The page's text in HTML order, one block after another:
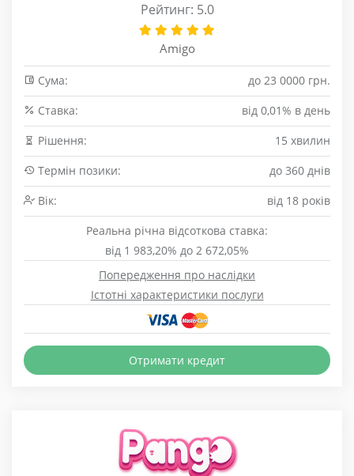
Рейтинг: 5.0
Amigo
Сума:
до 23 0000 грн.
Cтавка:
від 0,01% в день
Рішення:
15 хвилин
Термін позики:
до 360 днів
Вік:
від 18 років
Реальна річна відсоткова ставка:
від 1 983,20% до 2 672,05%
Попередження про наслідки
Істотні характеристики послуги
Отримати кредит